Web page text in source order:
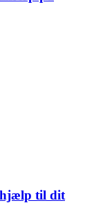
hjælp til dit